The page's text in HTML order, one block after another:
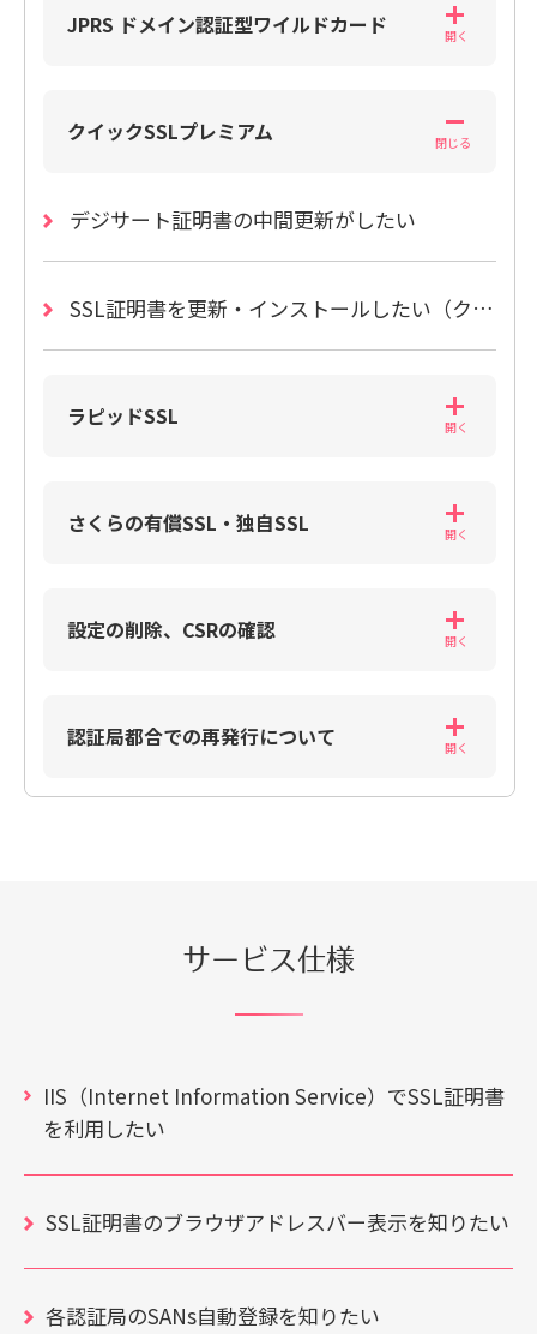
JPRS ドメイン認証型ワイルドカード
クイックSSLプレミアム
デジサート証明書の中間更新がしたい
SSL証明書を更新・インストールしたい（クイックSSLプレミアム）
ラピッドSSL
さくらの有償SSL・独自SSL
設定の削除、CSRの確認
認証局都合での再発行について
サービス仕様
IIS（Internet Information Service）でSSL証明書
を利用したい
SSL証明書のブラウザアドレスバー表示を知りたい
各認証局のSANs自動登録を知りたい